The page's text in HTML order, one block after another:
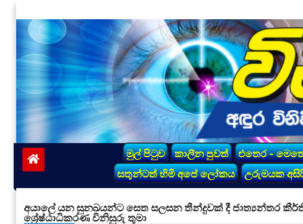
to
content
vinivida.lk
මුල් පිටුව කාලීන පුවත් එතෙර -
සතුන්ටත් හිමි අපේ ලෝකය
උරුමයක
අයාලේ යන සුනඛයන්ට සෙත සලසන තීන්දුවක් දී ජාත්‍යන්තර
ශ්‍රේෂ්ඨාධිකරණ විනිසුරු තුමා